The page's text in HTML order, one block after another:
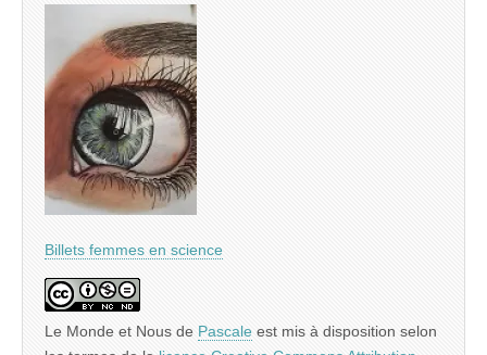
Billets femmes en science
Le Monde et Nous de Pascale est mis à disposition selon